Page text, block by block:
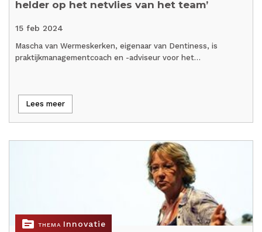
helder op het netvlies van het team’
15 feb 2024
Mascha van Wermeskerken, eigenaar van Dentiness, is
praktijkmanagementcoach en -adviseur voor het…
Lees meer
topic THEMA Innovatie